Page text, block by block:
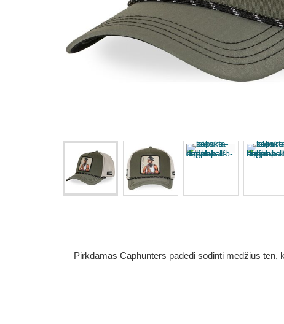
Pirkdamas Caphunters padedi sodinti medžius ten,